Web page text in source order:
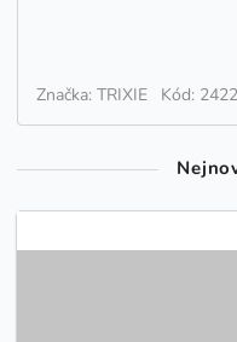
Značka: TRIXIE Kód: 2422